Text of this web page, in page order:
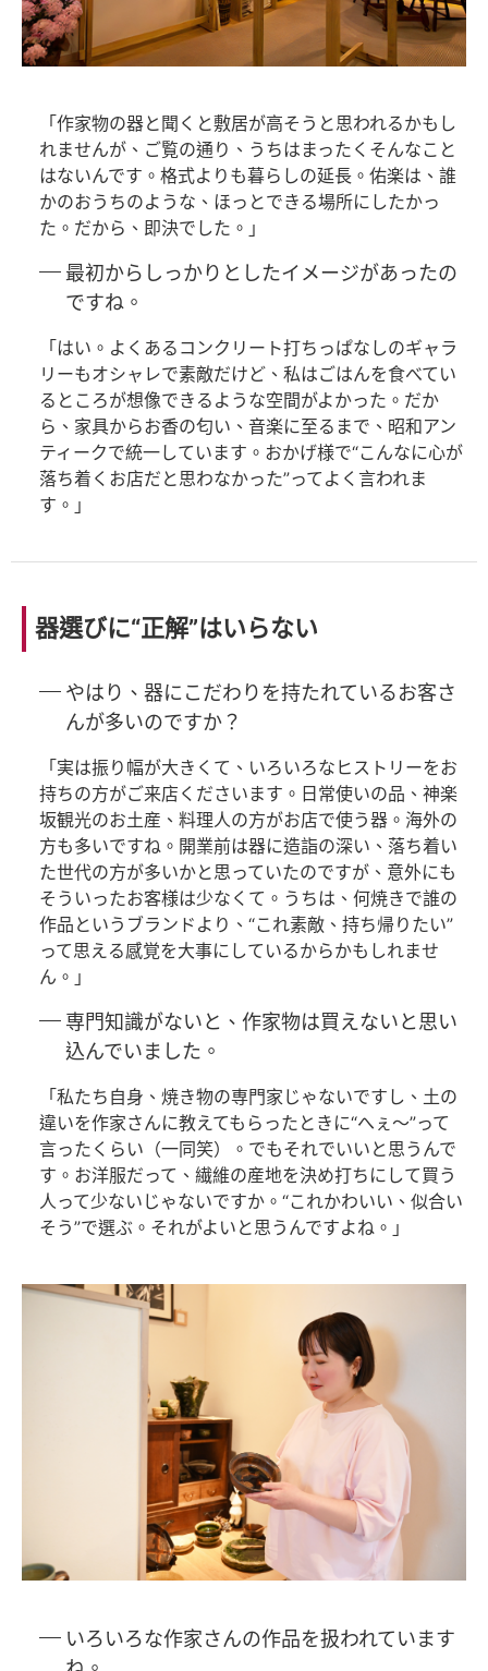
「作家物の器と聞くと敷居が高そうと思われるかもし
れませんが、ご覧の通り、うちはまったくそんなこと
はないんです。格式よりも暮らしの延長。佑楽は、誰
かのおうちのような、ほっとできる場所にしたかっ
た。だから、即決でした。」
最初からしっかりとしたイメージがあったの
ですね。
「はい。よくあるコンクリート打ちっぱなしのギャラ
リーもオシャレで素敵だけど、私はごはんを食べてい
るところが想像できるような空間がよかった。だか
ら、家具からお香の匂い、音楽に至るまで、昭和アン
ティークで統一しています。おかげ様で“こんなに心が
落ち着くお店だと思わなかった”ってよく言われま
す。」
器選びに“正解”はいらない
やはり、器にこだわりを持たれているお客さ
んが多いのですか？
「実は振り幅が大きくて、いろいろなヒストリーをお
持ちの方がご来店くださいます。日常使いの品、神楽
坂観光のお土産、料理人の方がお店で使う器。海外の
方も多いですね。開業前は器に造詣の深い、落ち着い
た世代の方が多いかと思っていたのですが、意外にも
そういったお客様は少なくて。うちは、何焼きで誰の
作品というブランドより、“これ素敵、持ち帰りたい”
って思える感覚を大事にしているからかもしれませ
ん。」
専門知識がないと、作家物は買えないと思い
込んでいました。
「私たち自身、焼き物の専門家じゃないですし、土の
違いを作家さんに教えてもらったときに“へぇ〜”って
言ったくらい（一同笑）。でもそれでいいと思うんで
す。お洋服だって、繊維の産地を決め打ちにして買う
人って少ないじゃないですか。“これかわいい、似合い
そう”で選ぶ。それがよいと思うんですよね。」
いろいろな作家さんの作品を扱われています